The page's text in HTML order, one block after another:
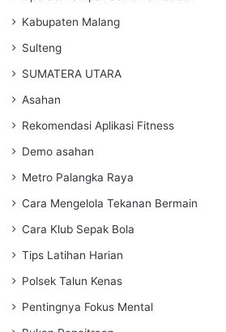
Kabupaten Malang
Sulteng
SUMATERA UTARA
Asahan
Rekomendasi Aplikasi Fitness
Demo asahan
Metro Palangka Raya
Cara Mengelola Tekanan Bermain
Cara Klub Sepak Bola
Tips Latihan Harian
Polsek Talun Kenas
Pentingnya Fokus Mental